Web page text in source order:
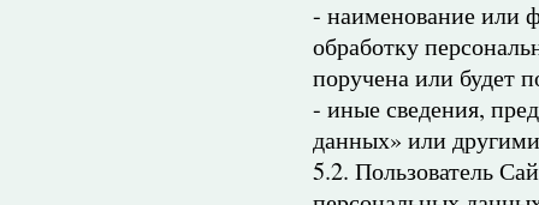
- наименование или
обработку
поручена или будет
- иные сведения,
данных» или
5.2. Пользователь